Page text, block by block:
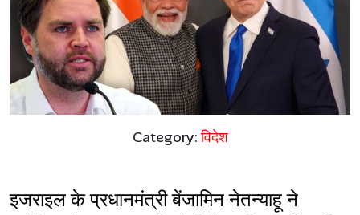
Category:विदेश
इजराइल के प्रधानमंत्री बेंजामिन नेतन्याहू ने